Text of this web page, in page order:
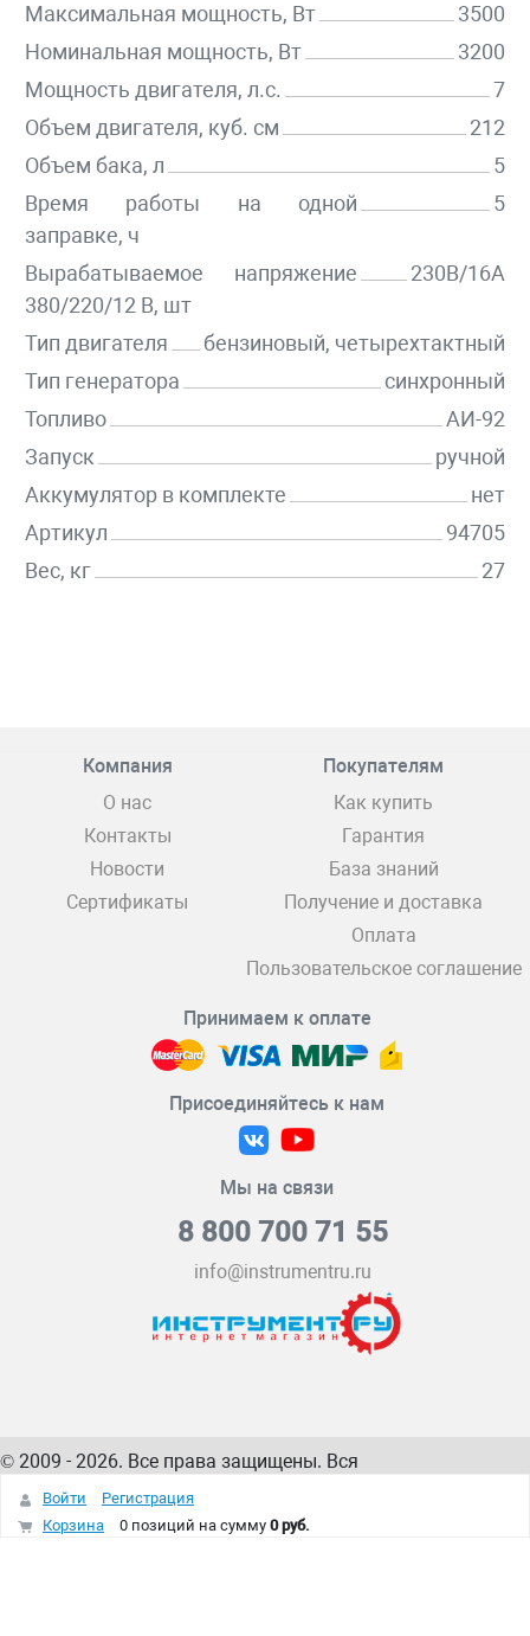
Максимальная мощность, Вт
3500
Номинальная мощность, Вт
3200
Мощность двигателя, л.с.
7
Объем двигателя, куб. см
212
Объем бака, л
5
Время работы на одной
заправке, ч
5
Вырабатываемое напряжение
380/220/12 В, шт
230В/16А
Тип двигателя
бензиновый, четырехтактный
Тип генератора
синхронный
Топливо
АИ-92
Запуск
ручной
Аккумулятор в комплекте
нет
Артикул
94705
Вес, кг
27
Компания
О нас
Контакты
Новости
Сертификаты
Покупателям
Как купить
Гарантия
База знаний
Получение и доставка
Оплата
Пользовательское соглашение
Принимаем к оплате
Присоединяйтесь к нам
Мы на связи
8 800 700 71 55
info@instrumentru.ru
© 2009 - 2026. Все права защищены. Вся
информация на сайте – собственность
интернет-магазина
Войти
Регистрация
Корзина
0 позиций на сумму 0 руб.